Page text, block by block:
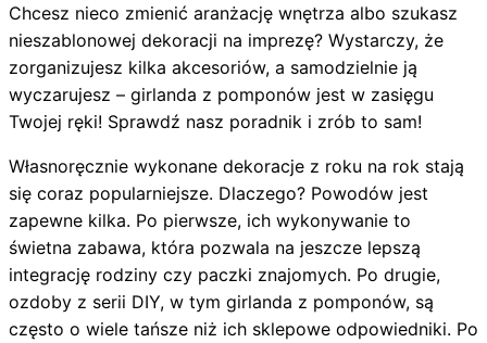
Chcesz nieco zmienić aranżację wnętrza albo szukasz
nieszablonowej dekoracji na imprezę? Wystarczy, że
zorganizujesz kilka akcesoriów, a samodzielnie ją
wyczarujesz – girlanda z pomponów jest w zasięgu
Twojej ręki! Sprawdź nasz poradnik i zrób to sam!
Własnoręcznie wykonane dekoracje z roku na rok stają
się coraz popularniejsze. Dlaczego? Powodów jest
zapewne kilka. Po pierwsze, ich wykonywanie to
świetna zabawa, która pozwala na jeszcze lepszą
integrację rodziny czy paczki znajomych. Po drugie,
ozdoby z serii DIY, w tym girlanda z pomponów, są
często o wiele tańsze niż ich sklepowe odpowiedniki. Po